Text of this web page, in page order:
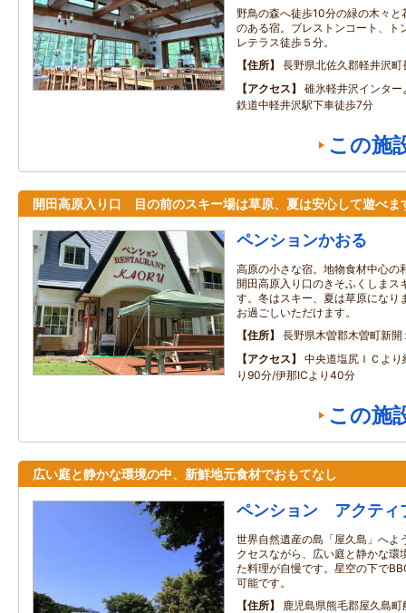
野鳥の森へ徒歩10分の緑の木々
のある宿。ブレストンコート、ト
レテラス徒歩５分。
住所
長野県北佐久郡軽井沢町
アクセス
碓氷軽井沢インタ
鉄道中軽井沢駅下車徒歩7分
この施
開田高原入り口 目の前のスキー場は草原、夏は安心して遊べま
ペンションかおる
高原の小さな宿。地物食材中心の
開田高原入り口のきそふくしまス
す。冬はスキー、夏は草原になり
お過ごしいただけます。
住所
長野県木曽郡木曽町新
アクセス
中央道塩尻ＩＣよ
り90分/伊那ICより40分
この施
広い庭と静かな環境の中、新鮮地元食材でおもてなし
ペンション アクティ
世界自然遺産の島「屋久島」へよ
クセスながら、広い庭と静かな環
た料理が自慢です。星空の下で
可能です。
住所
鹿児島県熊毛郡屋久島